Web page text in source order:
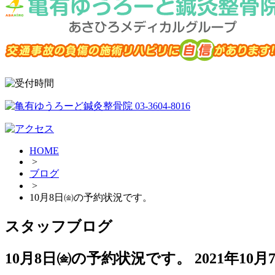
HOME
>
ブログ
>
10月8日㈮の予約状況です。
スタッフブログ
10月8日㈮の予約状況です。
2021年10月